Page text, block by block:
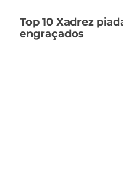
Top 10 Xadrez
engraçados